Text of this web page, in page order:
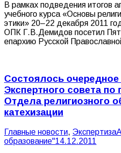
В рамках подведения итогов
учебного курса «Основы
этики» 20–22 декабря 2011
ОПК Г.В.Демидов посетил
епархию Русской
Состоялось очередное
Экспертного совета
Отдела религиозного
катехизации
Главные новости, Экспертиза
образование"14.12.2011